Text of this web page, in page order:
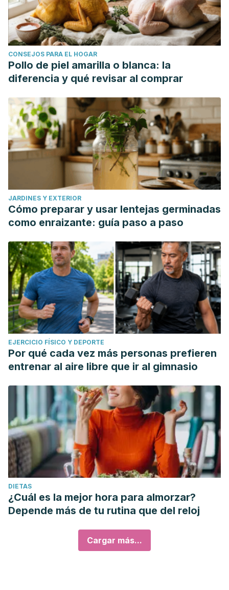
CONSEJOS PARA EL HOGAR
Pollo de piel amarilla o blanca: la
diferencia y qué revisar al comprar
JARDINES Y EXTERIOR
Cómo preparar y usar lentejas germinadas
como enraizante: guía paso a paso
EJERCICIO FÍSICO Y DEPORTE
Por qué cada vez más personas prefieren
entrenar al aire libre que ir al gimnasio
DIETAS
¿Cuál es la mejor hora para almorzar?
Depende más de tu rutina que del reloj
Cargar más...